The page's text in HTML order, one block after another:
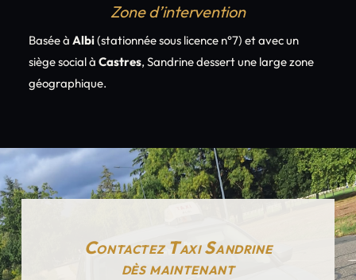
Zone d’intervention
Basée à Albi(stationnée sous licence n°7) et avec un
siège social à Castres, Sandrine dessert une large zone
géographique.
Contactez Taxi Sandrine
dès maintenant